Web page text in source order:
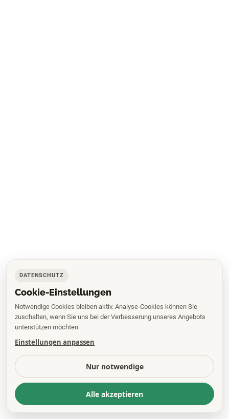
DATENSCHUTZ
Cookie-Einstellungen
Notwendige Cookies bleiben aktiv. Analyse-Cookies können Sie
zuschalten, wenn Sie uns bei der Verbesserung unseres Angebots
unterstützen möchten.
Einstellungen anpassen
Nur notwendige
Alle akzeptieren